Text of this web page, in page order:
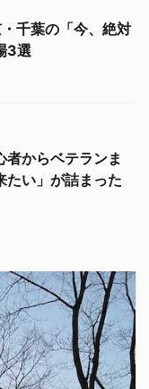
千葉の「今、絶対
3選
者からベテランま
たい」が詰まった